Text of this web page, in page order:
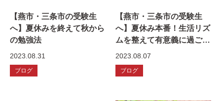
【燕市・三条市の受験生
へ】夏休みを終えて秋から
の勉強法
2023.08.31
ブログ
【燕市・三条市の受験生
へ】夏休み本番！生活リズ
ムを整えて有意義に過ごそ
う！
2023.08.07
ブログ